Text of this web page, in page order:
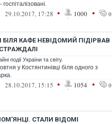
29.10.2017, 17:28 • 1000 • 0
КАФЕ НЕВІДОМИЙ ПІДІРВАВ
події України та світу.
у Костянтинівці біля одного з
28.10.2017, 15:15 • 1054 • 0
СТАЛИ ВІДОМІ